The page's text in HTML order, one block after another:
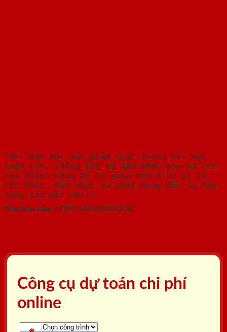
"Khi bán một sản phẩm chất lượng với vật
liệu tốt, chúng tôi đã đặt mình vào vị trí
của Khách hàng để cố gắng xem điều gì là
tốt nhất, bền nhất và phải mang đến sự hài
lòng lâu dài nhất"
Trần Văn Lãm / CEO SAIGONDOOR
Công cụ dự toán chi phí
online